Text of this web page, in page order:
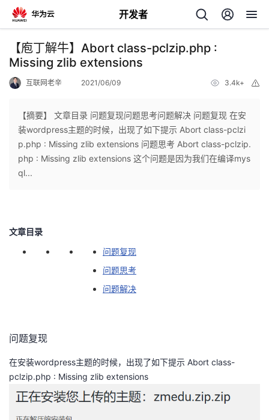
开发者
返
回
个
人
页
我
开
博
客
的
论
我
的
我
【庖丁解牛】Abort class-pclzip.php :
Missing zlib extensions
互联网老辛 2021/06/09 3.4k+
【摘要】 文章目录 问题复现问题思考问题解决 问题复现 在安
装wordpress主题的时候，出现了如下提示 Abort class-pclzi
p.php : Missing zlib extensions 问题思考 Abort class-pclzip.
php : Missing zlib extensions 这个问题是因为我们在编译mys
ql...
文章目录
问题复现
问题思考
问题解决
问题复现
在安装wordpress主题的时候，出现了如下提示 Abort class-
pclzip.php : Missing zlib extensions